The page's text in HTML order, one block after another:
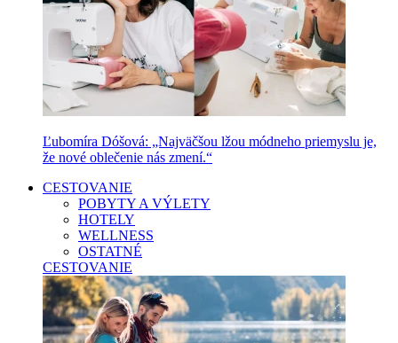
Ľubomíra Dóšová: „Najväčšou lžou módneho priemyslu je,
že nové oblečenie nás zmení.“
CESTOVANIE
POBYTY A VÝLETY
HOTELY
WELLNESS
OSTATNÉ
CESTOVANIE